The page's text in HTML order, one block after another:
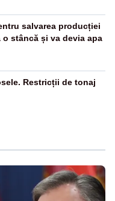
salvarea producției
o stâncă și va devia apa
Restricții de tonaj